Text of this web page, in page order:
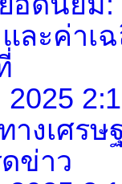
ละค่าเ
2025
างเศรษ
ข่าว